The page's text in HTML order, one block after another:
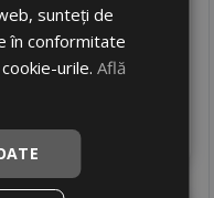
6%
Ultimele 2 bucati!
4 Adauga in cos
sunteți de
în conformitate
urile.Află